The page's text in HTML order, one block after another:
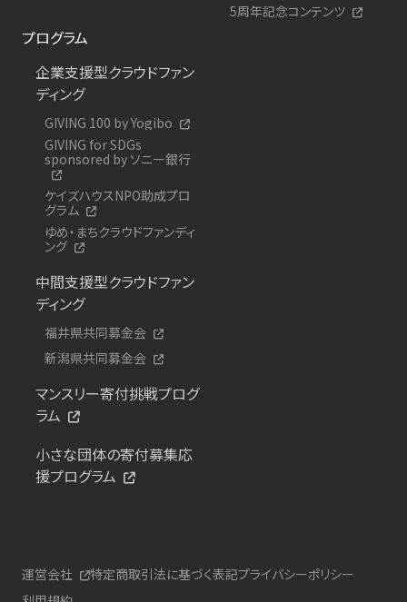
5周年記念コンテンツ
プログラム
企業支援型クラウドファン
ディング
GIVING 100 by Yogibo
GIVING for SDGs
sponsored by ソニー銀行
ケイズハウスNPO助成プロ
グラム
ゆめ・まちクラウドファンディ
ング
中間支援型クラウドファン
ディング
福井県共同募金会
新潟県共同募金会
マンスリー寄付挑戦プログ
ラム
小さな団体の寄付募集応
援プログラム
運営会社 特定商取引法に基づく表記プライバシーポリシー